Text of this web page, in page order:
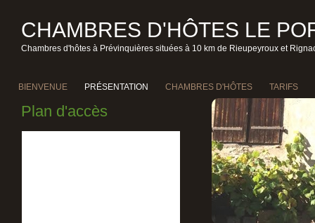
CHAMBRES D'HÔTES LE
Chambres d'hôtes à Prévinquières situées à 10 km de Rieupeyroux et
BIENVENUE PRÉSENTATION CHAMBRES D'HÔTES TARIFS
Plan d'accès